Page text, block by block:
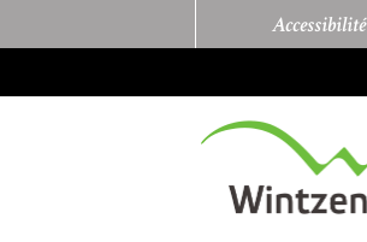
Accessibilité